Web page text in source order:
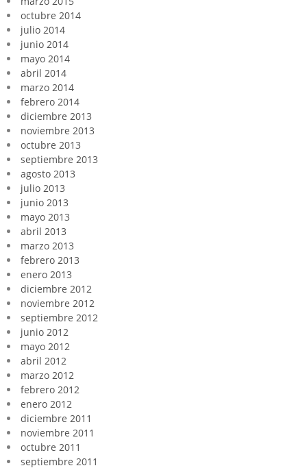
octubre 2014
julio 2014
junio 2014
mayo 2014
abril 2014
marzo 2014
febrero 2014
diciembre 2013
noviembre 2013
octubre 2013
septiembre 2013
agosto 2013
julio 2013
junio 2013
mayo 2013
abril 2013
marzo 2013
febrero 2013
enero 2013
diciembre 2012
noviembre 2012
septiembre 2012
junio 2012
mayo 2012
abril 2012
marzo 2012
febrero 2012
enero 2012
diciembre 2011
noviembre 2011
octubre 2011
septiembre 2011